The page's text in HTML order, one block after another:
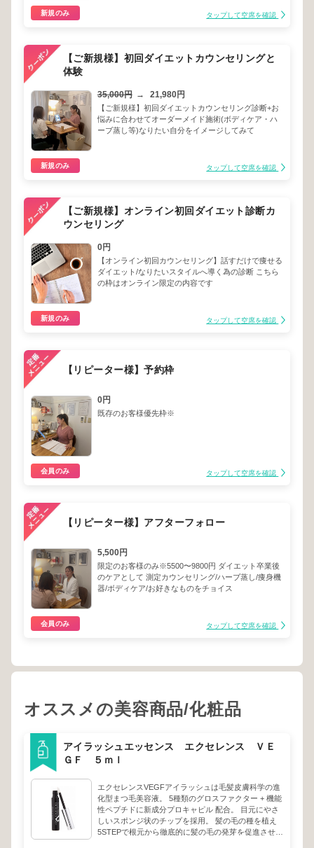
新規のみ タップして空席を確認
【ご新規様】初回ダイエットカウンセリングと
体験
35,000円 → 21,980円
【ご新規様】初回ダイエットカウンセリング診断+お
悩みに合わせてオーダーメイド施術(ボディケア・ハ
ーブ蒸し等)なりたい自分をイメージしてみて
新規のみ タップして空席を確認
【ご新規様】オンライン初回ダイエット診断カ
ウンセリング
0円
【オンライン初回カウンセリング】話すだけで痩せる
ダイエット/なりたいスタイルへ導く為の診断 こちら
の枠はオンライン限定の内容です
新規のみ タップして空席を確認
【リピーター様】予約枠
0円
既存のお客様優先枠※
会員のみ タップして空席を確認
【リピーター様】アフターフォロー
5,500円
限定のお客様のみ※5500〜9800円 ダイエット卒業後
のケアとして 測定カウンセリング/ハーブ蒸し/痩身機
器/ボディケア/お好きなものをチョイス
会員のみ タップして空席を確認
オススメの美容商品/化粧品
アイラッシュエッセンス エクセレンス ＶＥ
ＧＦ ５ｍｌ
エクセレンスVEGFアイラッシュは毛髪皮膚科学の進
化型まつ毛美容液。 5種類のグロスファクター + 機能
性ペプチドに新成分プロキャピル 配合。 目元にやさ
しいスポンジ状のチップを採用。 髪の毛の種を植え
5STEPで根元から徹底的に髪の毛の発芽を促進させま